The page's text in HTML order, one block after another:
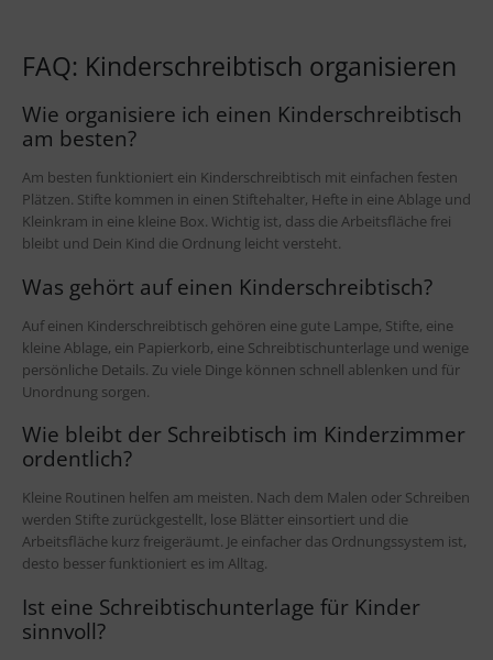
FAQ: Kinderschreibtisch organisieren
Wie organisiere ich einen Kinderschreibtisch
am besten?
Am besten funktioniert ein Kinderschreibtisch mit einfachen festen
Plätzen. Stifte kommen in einen Stiftehalter, Hefte in eine Ablage und
Kleinkram in eine kleine Box. Wichtig ist, dass die Arbeitsfläche frei
bleibt und Dein Kind die Ordnung leicht versteht.
Was gehört auf einen Kinderschreibtisch?
Auf einen Kinderschreibtisch gehören eine gute Lampe, Stifte, eine
kleine Ablage, ein Papierkorb, eine Schreibtischunterlage und wenige
persönliche Details. Zu viele Dinge können schnell ablenken und für
Unordnung sorgen.
Wie bleibt der Schreibtisch im Kinderzimmer
ordentlich?
Kleine Routinen helfen am meisten. Nach dem Malen oder Schreiben
werden Stifte zurückgestellt, lose Blätter einsortiert und die
Arbeitsfläche kurz freigeräumt. Je einfacher das Ordnungssystem ist,
desto besser funktioniert es im Alltag.
Ist eine Schreibtischunterlage für Kinder
sinnvoll?